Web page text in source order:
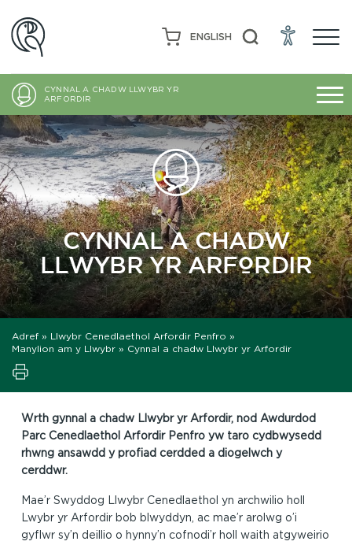
ENGLISH
CYNNAL A CHADW LLWYBR YR
ARFORDIR
CYNNAL A CHADW
LLWYBR YR ARFORDIR
Adref » Llwybr Cenedlaethol Arfordir Penfro »
Manylion am y Llwybr » Cynnal a chadw Llwybr yr Arfordir
Wrth gynnal a chadw Llwybr yr Arfordir, nod Awdurdod
Parc Cenedlaethol Arfordir Penfro yw taro cydbwysedd
rhwng ansawdd y profiad cerdded a diogelwch y
cerddwr.
Mae’r Swyddog Llwybr Cenedlaethol yn archwilio holl
Lwybr yr Arfordir bob blwyddyn, ac mae’r arolwg o’i
gyflwr sy’n deillio o hynny’n cofnodi’r holl waith atgyweirio